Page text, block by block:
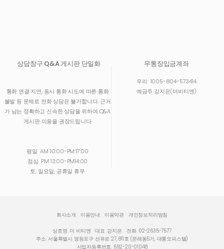
상담창구 Q&A 게시판 단일화
통화 연결 지연, 동시 통화 시도에 따른 통화
불발 등 문제로 전화 상담은 불가합니다. 근거
가 남는 정확하고 신속한 상담을 위하여 Q&A
게시판 이용을 권장드립니다
평일 AM 10:00-PM:17:00
점심 PM 13:00-PM14:00
토, 일요일, 공휴일 휴무
무통장입금계좌
우리 1005-804-573414
예금주 강지은(더비티엔)
회사소개 이용안내 이용약관 개인정보처리방침
상호명. 더 비티엔 대표. 강지은
전화. 02-2635-7577
주소. 서울특별시 영등포구 선유로 27, 811호 (문래동5가, 대륭오피스텔)
사업자등록번호. 692-20-01048